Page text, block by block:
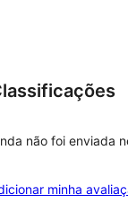
não foi enviada
minha